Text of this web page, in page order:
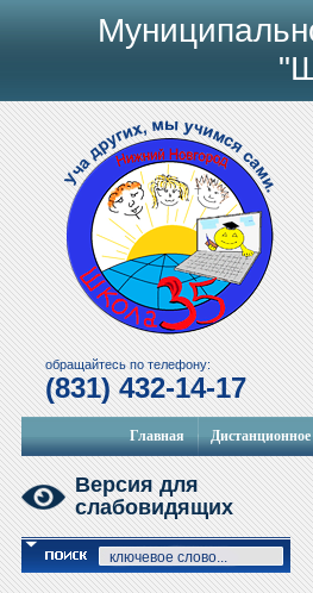
обращайтесь по телефону:
(831) 432-14-17
Главная Дистанционное
Версия для
слабовидящих